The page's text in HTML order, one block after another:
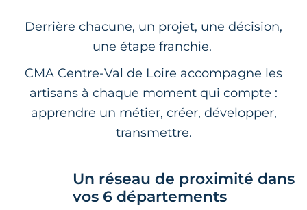
Derrière chacune, un projet, une décision,
une étape franchie.
CMA Centre-Val de Loire accompagne les
artisans à chaque moment qui compte :
apprendre un métier, créer, développer,
transmettre.
Un réseau de proximité dans
vos 6 départements